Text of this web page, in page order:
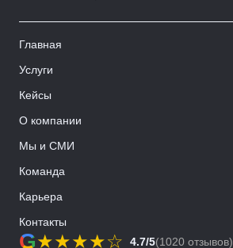
G★★★★☆ 4.7/5(1020 отзывов)
Главная
Услуги
Кейсы
О компании
Мы и СМИ
Команда
Карьера
Контакты